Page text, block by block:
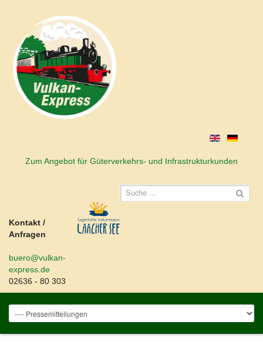
Zum Angebot für Güterverkehrs- und Infrastrukturkunden
Kontakt /
Anfragen
buero@vulkan-
express.de
02636 - 80 303